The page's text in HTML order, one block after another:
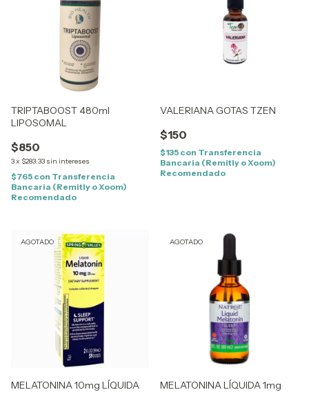
TRIPTABOOST 480ml
LIPOSOMAL
$850
3x $283.33 sin intereses
$765 con Transferencia
Bancaria (Remitly o Xoom)
Recomendado
VALERIANA GOTAS TZEN
$150
$135 con Transferencia
Bancaria (Remitly o Xoom)
Recomendado
AGOTADO
MELATONINA 10mg LÍQUIDA
AGOTADO
MELATONINA LÍQUIDA 1mg